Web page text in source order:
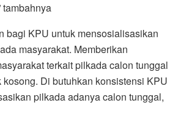
tambahnya
bagi KPU untuk mensosialisasikan
masyarakat. Memberikan
terkait pilkada calon tunggal
Di butuhkan konsistensi KPU
pilkada adanya calon tunggal,